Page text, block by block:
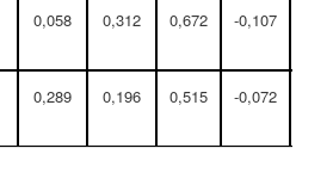
0,058 0,312 0,672 -0,107
0,289 0,196 0,515 -0,072